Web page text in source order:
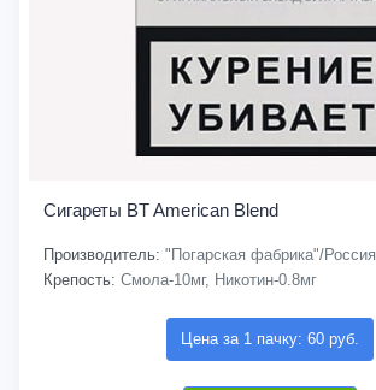
Сигареты BT American Blend
Производитель: "Погарская фабрика"/Россия
Крепость: Смола-10мг, Никотин-0.8мг
Цена за 1 пачку: 60 руб.